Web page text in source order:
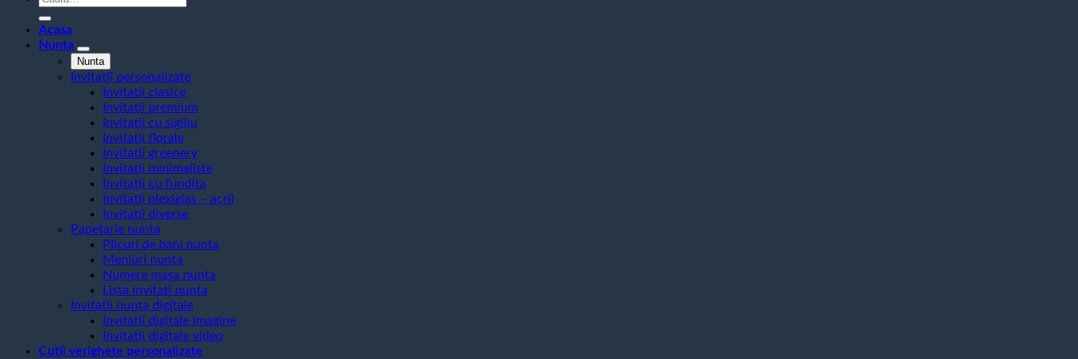
după:
Acasa
Nunta
Nunta
Invitatii personalizate
Invitatii clasice
Invitatii premium
Invitatii cu sigiliu
Invitatii florale
Invitatii greenery
Invitatii minimaliste
Invitatii cu fundita
Invitatii plexiglas – acril
Invitatii diverse
Papetarie nunta
Plicuri de bani nunta
Meniuri nunta
Numere masa nunta
Lista invitati nunta
Invitatii nunta digitale
Invitatii digitale imagine
Invitatii digitale video
Cutii verighete personalizate